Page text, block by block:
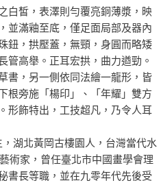
白皙，表澤則勻覆亮銅薄漿，映
並滿釉至底，僅足面局部及器內
鈕，拱壓蓋，無頸，身圓而略矮
管高舉。正耳宏拱，曲力遒勁。
書，另一側依同法繪一龍形，皆
根旁施「楊印」、「年耀」雙方
形飾特出，工技超凡，乃令人耳
湖北黃岡古樓園人，台灣當代水
術家，曾任臺北市中國畫學會理
書長等職，並在九零年代先後受